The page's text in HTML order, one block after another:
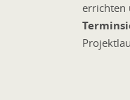
errichten